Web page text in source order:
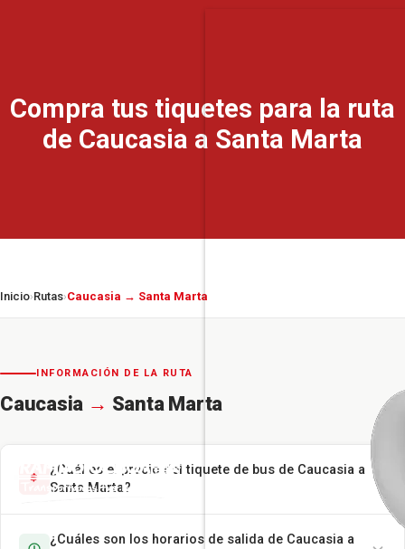
Compra tus tiquetes para la ruta
de Caucasia a Santa Marta
Inicio›Rutas›Caucasia → Santa Marta
INFORMACIÓN DE LA RUTA
Caucasia → Santa Marta
¿Cuál es el precio del tiquete de bus de Caucasia a
Santa Marta?
¿Cuáles son los horarios de salida de Caucasia a